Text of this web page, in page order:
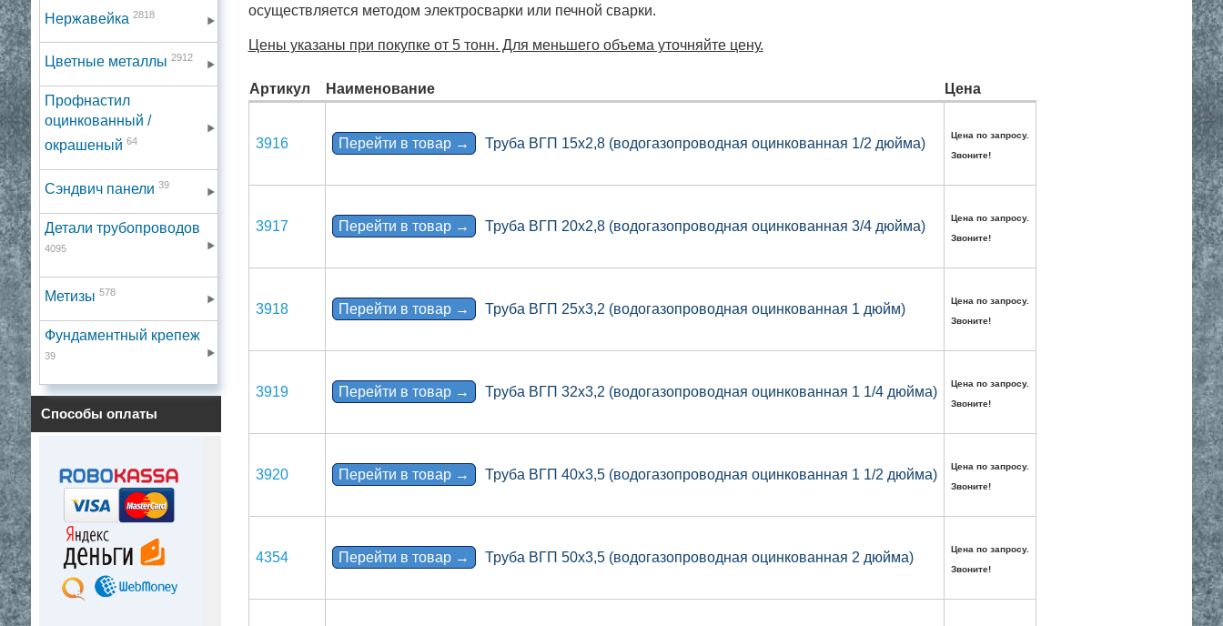
Нержавейка 2818
Цветные металлы 2912
Профнастил
оцинкованный /
окрашеный 64
Сэндвич панели 39
Детали трубопроводов
4095
Метизы 578
Фундаментный крепеж
39
Способы оплаты
осуществляется методом электросварки или печной сварки.
Цены указаны при покупке от 5 тонн. Для меньшего объема уточняйте цену.
Артикул Наименование Цена
3916 Перейти в товар → Труба ВГП 15х2,8 (водогазопроводная оцинкованная 1/2 дюйма)
Цена по запросу.
Звоните!
3917 Перейти в товар → Труба ВГП 20х2,8 (водогазопроводная оцинкованная 3/4 дюйма)
Цена по запросу.
Звоните!
3918 Перейти в товар → Труба ВГП 25х3,2 (водогазопроводная оцинкованная 1 дюйм)
Цена по запросу.
Звоните!
3919 Перейти в товар → Труба ВГП 32х3,2 (водогазопроводная оцинкованная 1 1/4 дюйма)
Цена по запросу.
Звоните!
3920 Перейти в товар → Труба ВГП 40х3,5 (водогазопроводная оцинкованная 1 1/2 дюйма)
Цена по запросу.
Звоните!
4354 Перейти в товар → Труба ВГП 50х3,5 (водогазопроводная оцинкованная 2 дюйма)
Цена по запросу.
Звоните!